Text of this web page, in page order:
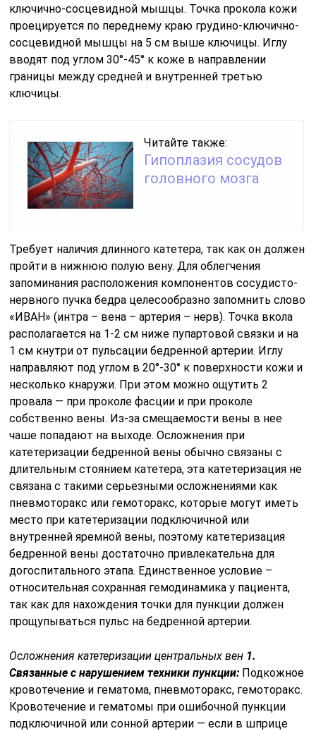
ключично-сосцевидной мышцы. Точка прокола кожи
проецируется по переднему краю грудино-ключично-
сосцевидной мышцы на 5 см выше ключицы. Иглу
вводят под углом 30°-45° к коже в направлении
границы между средней и внутренней третью
ключицы.
Читайте также:
Гипоплазия сосудов
головного мозга
Требует наличия длинного катетера, так как он должен
пройти в нижнюю полую вену. Для облегчения
запоминания расположения компонентов сосудисто-
нервного пучка бедра целесообразно запомнить слово
«ИВАН» (интра – вена – артерия – нерв). Точка вкола
располагается на 1-2 см ниже пупартовой связки и на
1 см кнутри от пульсации бедренной артерии. Иглу
направляют под углом в 20°-30° к поверхности кожи и
несколько кнаружи. При этом можно ощутить 2
провала — при проколе фасции и при проколе
собственно вены. Из-за смещаемости вены в нее
чаше попадают на выходе. Осложнения при
катетеризации бедренной вены обычно связаны с
длительным стоянием катетера, эта катетеризация не
связана с такими серьезными осложнениями как
пневмоторакс или гемоторакс, которые могут иметь
место при катетеризации подключичной или
внутренней яремной вены, поэтому катетеризация
бедренной вены достаточно привлекательна для
догоспитального этапа. Единственное условие –
относительная сохранная гемодинамика у пациента,
так как для нахождения точки для пункции должен
прощупываться пульс на бедренной артерии.
Осложнения катетеризации центральных вен 1.
Связанные с нарушением техники пункции: Подкожное
кровотечение и гематома, пневмоторакс, гемоторакс.
Кровотечение и гематомы при ошибочной пункции
подключичной или сонной артерии — если в шприце